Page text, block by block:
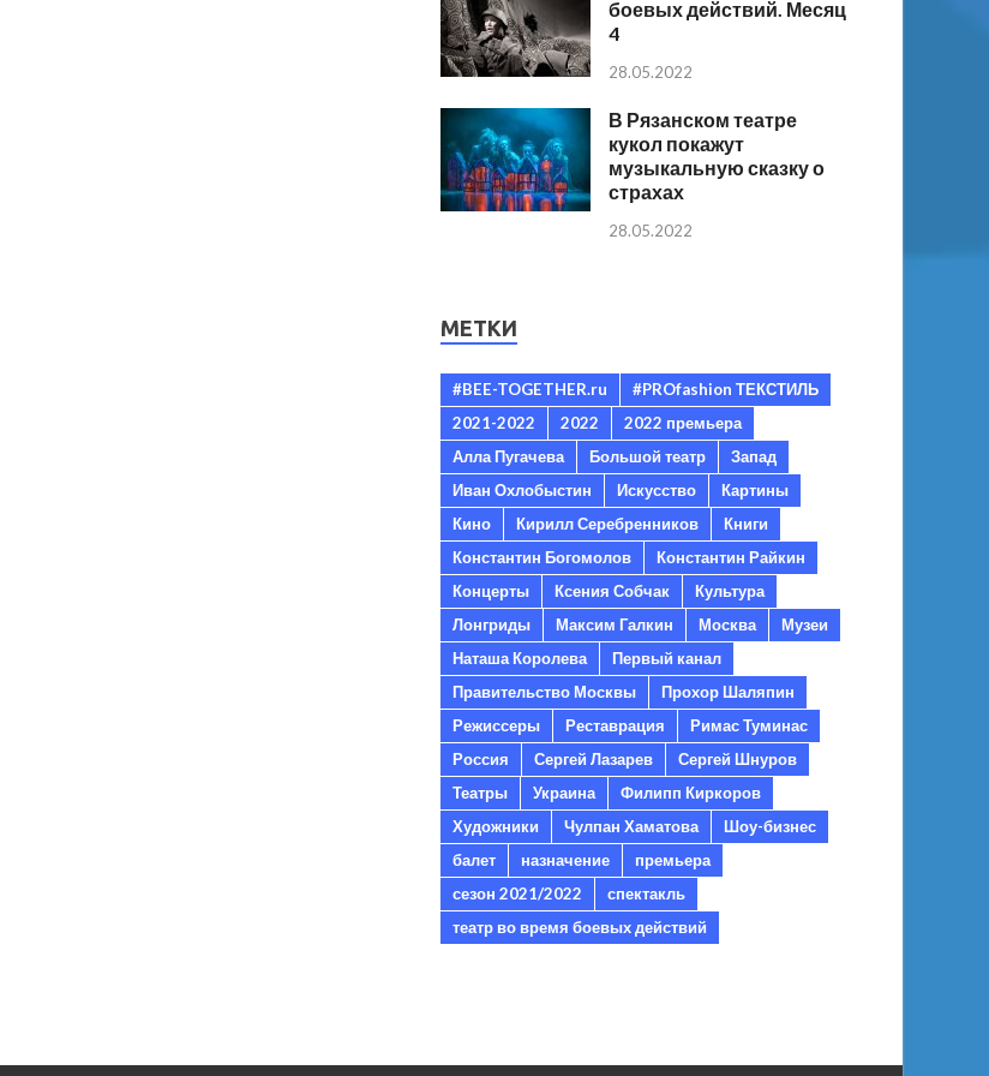
боевых действий. Месяц
4
28.05.2022
В Рязанском театре
кукол покажут
музыкальную сказку о
страхах
28.05.2022
МЕТКИ
#BEE-TOGETHER.ru
#PROfashion ТЕКСТИЛЬ
2021-2022
2022
2022 премьера
Алла Пугачева
Большой театр
Запад
Иван Охлобыстин
Искусство
Картины
Кино
Кирилл Серебренников
Книги
Константин Богомолов
Константин Райкин
Концерты
Ксения Собчак
Культура
Лонгриды
Максим Галкин Москва
Музеи
Наташа Королева
Первый канал
Правительство Москвы
Прохор Шаляпин
Режиссеры
Реставрация
Римас Туминас
Россия
Сергей Лазарев
Сергей Шнуров
Театры
Украина
Филипп Киркоров
Художники
Чулпан Хаматова
Шоу-бизнес
балет
назначение
премьера
сезон 2021/2022
спектакль
театр во время боевых действий